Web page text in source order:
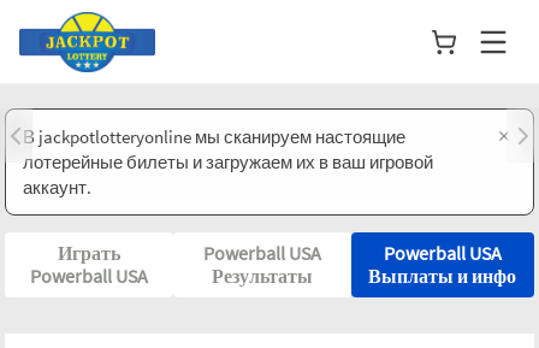
В jackpotlotteryonline мы сканируем настоящие
лотерейные билеты и загружаем их в ваш игровой
аккаунт.
×
Играть
Powerball USA
Powerball USA
Результаты
Powerball USA
Выплаты и инфо